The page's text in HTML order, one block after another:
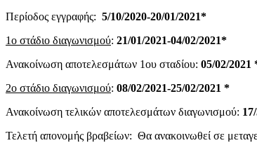
Περίοδος εγγραφής: 5/10/2020-20/01/2021*
1ο στάδιο διαγωνισμού: 21/01/2021-04/02/2021*
Ανακοίνωση αποτελεσμάτων 1ου σταδίου: 05/02/2021
2ο στάδιο διαγωνισμού: 08/02/2021-25/02/2021 *
Ανακοίνωση τελικών αποτελεσμάτων διαγωνισμού:
Τελετή απονομής βραβείων: Θα ανακοινωθεί σε